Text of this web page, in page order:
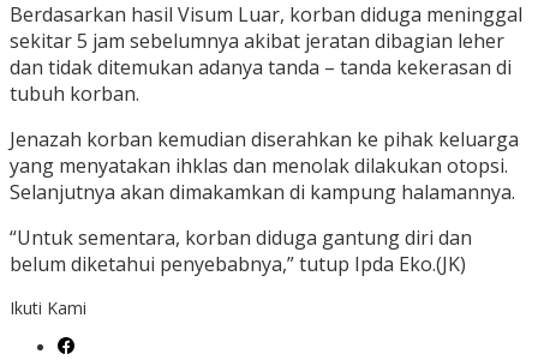
Berdasarkan hasil Visum Luar, korban diduga meninggal
sekitar 5 jam sebelumnya akibat jeratan dibagian leher
dan tidak ditemukan adanya tanda – tanda kekerasan di
tubuh korban.
Jenazah korban kemudian diserahkan ke pihak keluarga
yang menyatakan ihklas dan menolak dilakukan otopsi.
Selanjutnya akan dimakamkan di kampung halamannya.
“Untuk sementara, korban diduga gantung diri dan
belum diketahui penyebabnya,” tutup Ipda Eko.(JK)
Ikuti Kami